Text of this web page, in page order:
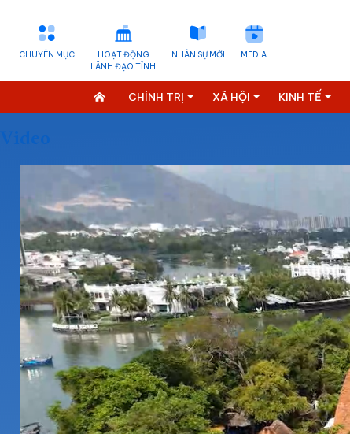
CHUYÊN MỤC
HOẠT ĐỘNG
LÃNH ĐẠO TỈNH
NHÂN SỰ MỚI MEDIA
CHÍNH TRỊ XÃ HỘI KINH TẾ
Video